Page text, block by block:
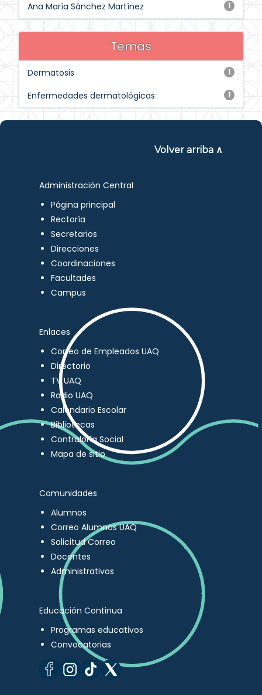
1
Ana María Sánchez Martínez
Temas
1
Dermatosis
1
Enfermedades dermatológicas
Volver arriba ∧
Administración Central
Página principal
Rectoría
Secretarios
Direcciones
Coordinaciones
Facultades
Campus
Enlaces
Correo de Empleados UAQ
Directorio
TV UAQ
Radio UAQ
Calendario Escolar
Bibliotecas
Contraloría Social
Mapa de sitio
Comunidades
Alumnos
Correo Alumnos UAQ
Solicitud Correo
Docentes
Administrativos
Educación Continua
Programas educativos
Convocatorias